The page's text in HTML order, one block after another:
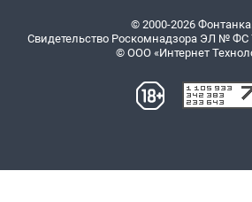
© 2000-2026
Свидетельство Роскомнадзора ЭЛ № ФС
© ООО «Интернет